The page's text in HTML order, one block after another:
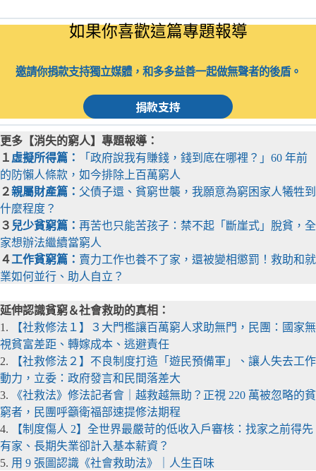
如果你喜歡這篇專題報導
邀請你捐款支持獨立媒體，和多多益善一起做無聲者的後盾。
捐款支持
更多【消失的窮人】專題報導：
１ 虛擬所得篇：
「政府說我有賺錢，錢到底在哪裡？」60 年前
的防懶人條款，如今排除上百萬窮人
２親屬財產篇： 父債子還、貧窮世襲，我願意為窮困家人犧牲到
什麼程度？
３ 兒少貧窮篇： 再苦也只能苦孩子：禁不起「斷崖式」脫貧，全
家想辦法繼續當窮人
４工作貧窮篇： 賣力工作也養不了家，還被變相懲罰！救助和就
業如何並行、助人自立？
延伸認識貧窮＆社會救助的真相：
1.
【社救修法１】３大門檻讓百萬窮人求助無門，民團：國家無
視貧富差距、轉嫁成本、逃避責任
2.
【社救修法２】不良制度打造「遊民預備軍」、讓人失去工作
動力，立委：政府發言和民間落差大
3.
《社救法》修法記者會｜越救越無助？正視 220 萬被忽略的貧
窮者，民團呼籲衛福部速提修法期程
4.
【制度傷人 2】全世界最嚴苛的低收入戶審核：找家之前得先
有家、長期失業卻計入基本薪資？
5. 用 9 張圖認識《社會救助法》｜人生百味